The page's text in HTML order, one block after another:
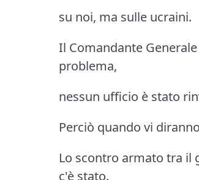
su noi, ma sulle ucraini.
Il Comandante
problema,
nessun ufficio è stato
Perciò quando vi
Lo scontro armato tra il
c'è stato.